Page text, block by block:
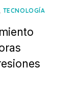
, TECNOLOGÍA